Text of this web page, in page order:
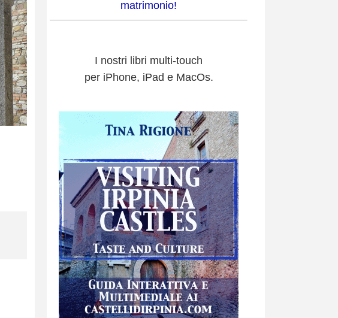
matrimonio!
I nostri libri multi-touch
per iPhone, iPad e MacOs.